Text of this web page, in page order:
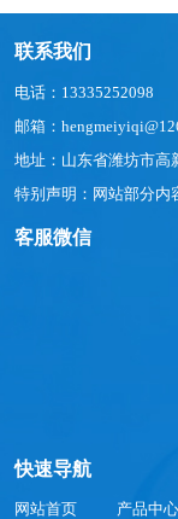
联系我们
电话：13335252098
邮箱：
地址：山东省潍坊市高
特别声明：网站部分内
客服微信
快速导航
网站首页 产品中心